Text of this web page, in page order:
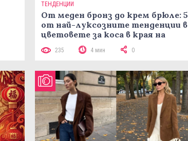
ТЕНДЕНЦИИ
От меден бронз до крем брюле: 5
от най-луксозните тенденции в
цветовете за коса в края на
235 4 мин 0